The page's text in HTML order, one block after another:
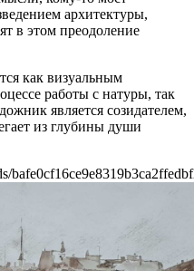
архитектуры,
в этом преодоление
как визуальным
работы с натуры, так
является созидателем,
из глубины души